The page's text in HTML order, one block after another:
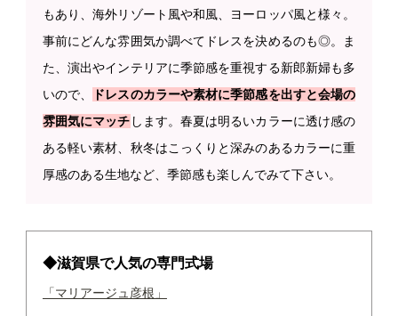
もあり、海外リゾート風や和風、ヨーロッパ風と様々。
事前にどんな雰囲気か調べてドレスを決めるのも◎。ま
た、演出やインテリアに季節感を重視する新郎新婦も多
いので、
ドレスのカラーや素材に季節感を出すと会場の
雰囲気にマッチ します。春夏は明るいカラーに透け感の
ある軽い素材、秋冬はこっくりと深みのあるカラーに重
厚感のある生地など、季節感も楽しんでみて下さい。
◆滋賀県で人気の専門式場
「マリアージュ彦根」